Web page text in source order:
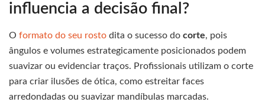
influencia a decisão final?
O formato do seu rosto dita o sucesso do corte, pois
ângulos e volumes estrategicamente posicionados podem
suavizar ou evidenciar traços. Profissionais utilizam o corte
para criar ilusões de ótica, como estreitar faces
arredondadas ou suavizar mandíbulas marcadas.